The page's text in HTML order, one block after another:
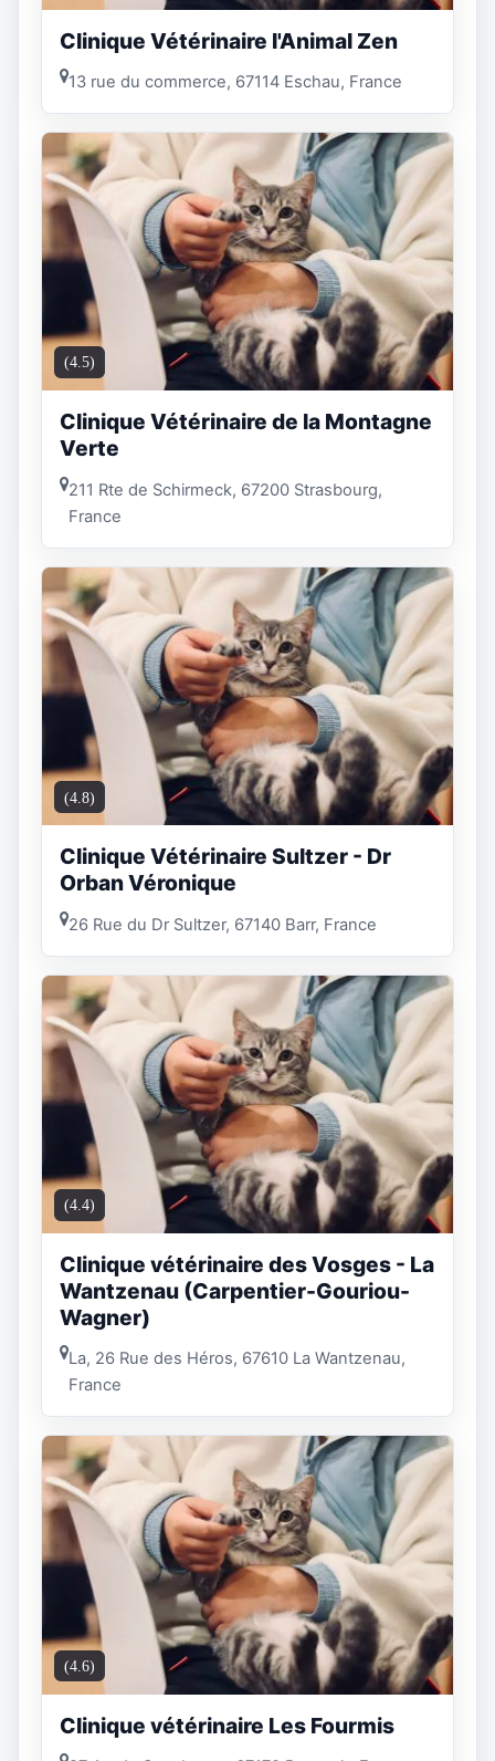
Clinique Vétérinaire l'Animal Zen
13 rue du commerce, 67114 Eschau, France
(4.5)
Clinique Vétérinaire de la Montagne
Verte
211 Rte de Schirmeck, 67200 Strasbourg,
France
(4.8)
Clinique Vétérinaire Sultzer - Dr
Orban Véronique
26 Rue du Dr Sultzer, 67140 Barr, France
(4.4)
Clinique vétérinaire des Vosges - La
Wantzenau (Carpentier-Gouriou-
Wagner)
La, 26 Rue des Héros, 67610 La Wantzenau,
France
(4.6)
Clinique vétérinaire Les Fourmis